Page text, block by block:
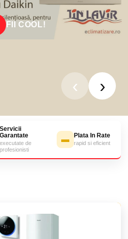
FII COOL!
‹ ›
Servicii
Garantate
executate de
profesionisti
▬ Plata In Rate
rapid si eficient